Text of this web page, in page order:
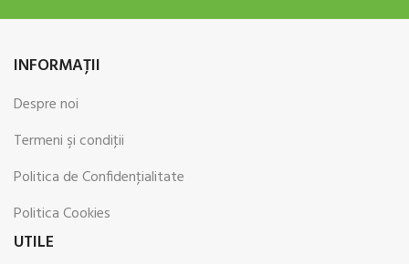
INFORMAŢII
Despre noi
Termeni şi condiţii
Politica de Confidenţialitate
Politica Cookies
UTILE